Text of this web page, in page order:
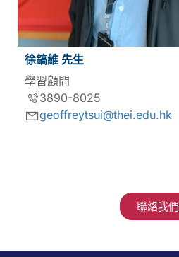
徐鎬維 先生
學習顧問
3890-8025
geoffreytsui@thei.edu.hk
聯絡我們